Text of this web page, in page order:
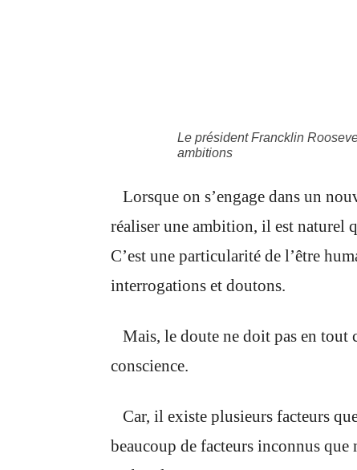
Le président Francklin
ambitions
Lorsque on s’engage dans un
réaliser une ambition, il est naturel
C’est une particularité de l’être
interrogations et doutons.
Mais, le doute ne doit pas en tout
conscience.
Car, il existe plusieurs facteurs
beaucoup de facteurs inconnus